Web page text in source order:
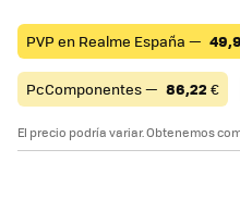
PVP en Realme España —
PcComponentes — 86,22 €
El precio podría variar. Obtenemos